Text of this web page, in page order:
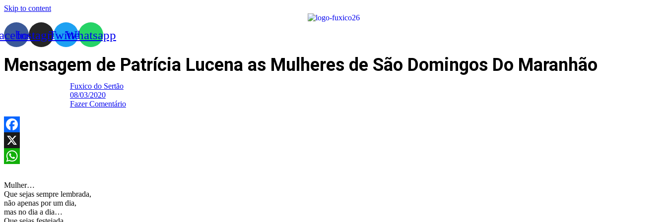
Skip to content
InstagramTwitterWhatsapp
Mensagem de Patrícia Lucena as Mulheres de São Domingos Do Maranhão
Fuxico do Sertão
08/03/2020
Fazer Comentário
Facebook
X
Mulher…
Que sejas sempre lembrada,
não apenas por um dia,
mas no dia a dia…